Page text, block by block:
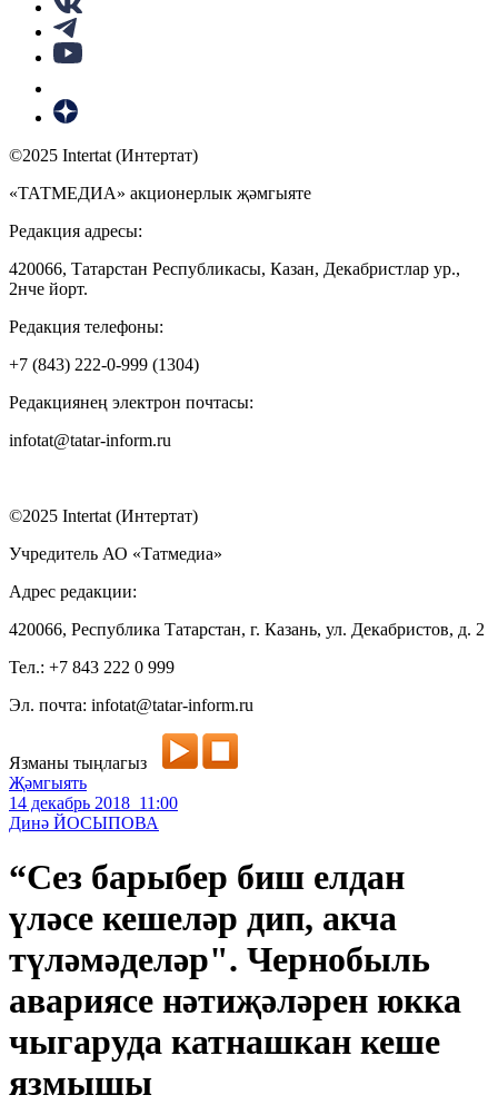
©2025 Intertat (Интертат)
«ТАТМЕДИА» акционерлык җәмгыяте
Редакция адресы:
420066, Татарстан Республикасы, Казан, Декабристлар ур.,
2нче йорт.
Редакция телефоны:
+7 (843) 222-0-999 (1304)
Редакциянең электрон почтасы:
infotat@tatar-inform.ru
©2025 Intertat (Интертат)
Учредитель АО «Татмедиа»
Адрес редакции:
420066, Республика Татарстан, г. Казань, ул. Декабристов, д. 2
Тел.: +7 843 222 0 999
Эл. почта: infotat@tatar-inform.ru
Язманы тыңлагыз
Җәмгыять
14 декабрь 2018 11:00
Динә ЙОСЫПОВА
“Сез барыбер биш елдан
үләсе кешеләр дип, акча
түләмәделәр". Чернобыль
авариясе нәтиҗәләрен юкка
чыгаруда катнашкан кеше
язмышы